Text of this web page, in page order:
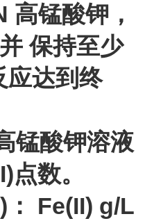
高锰酸钾，
保持至少
应达到终
锰酸钾溶液
数。
Fe(II) g/L